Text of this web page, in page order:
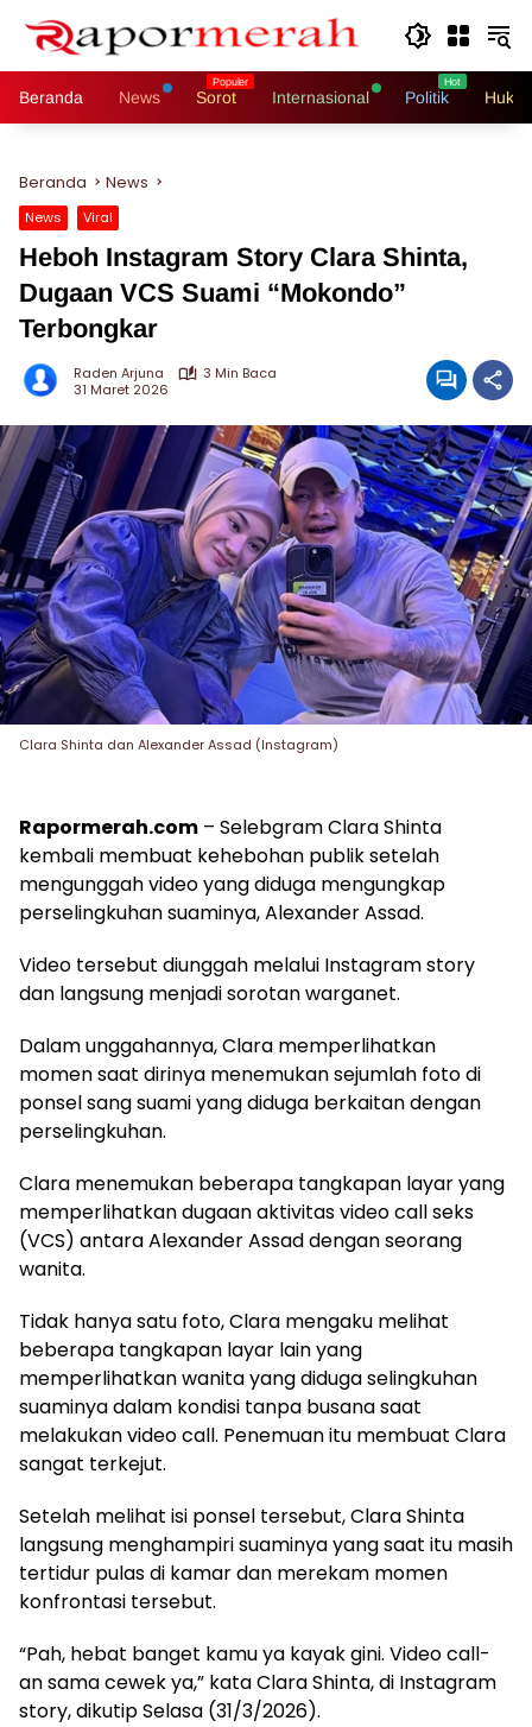
Beranda News Sorot Internasional Politik
Beranda News
News Viral
Heboh Instagram Story Clara Shinta,
Dugaan VCS Suami “Mokondo”
Terbongkar
Raden Arjuna
3 Min Baca
31 Maret 2026
Clara Shinta dan Alexander Assad (Instagram)
Rapormerah.com – Selebgram Clara Shinta
kembali membuat kehebohan publik setelah
mengunggah video yang diduga mengungkap
perselingkuhan suaminya, Alexander Assad.
Video tersebut diunggah melalui Instagram story
dan langsung menjadi sorotan warganet.
Dalam unggahannya, Clara memperlihatkan
momen saat dirinya menemukan sejumlah foto di
ponsel sang suami yang diduga berkaitan dengan
perselingkuhan.
Clara menemukan beberapa tangkapan layar yang
memperlihatkan dugaan aktivitas video call seks
(VCS) antara Alexander Assad dengan seorang
wanita.
Tidak hanya satu foto, Clara mengaku melihat
beberapa tangkapan layar lain yang
memperlihatkan wanita yang diduga selingkuhan
suaminya dalam kondisi tanpa busana saat
melakukan video call. Penemuan itu membuat Clara
sangat terkejut.
Setelah melihat isi ponsel tersebut, Clara Shinta
langsung menghampiri suaminya yang saat itu masih
tertidur pulas di kamar dan merekam momen
konfrontasi tersebut.
“Pah, hebat banget kamu ya kayak gini. Video call-
an sama cewek ya,” kata Clara Shinta, di Instagram
story, dikutip Selasa (31/3/2026).